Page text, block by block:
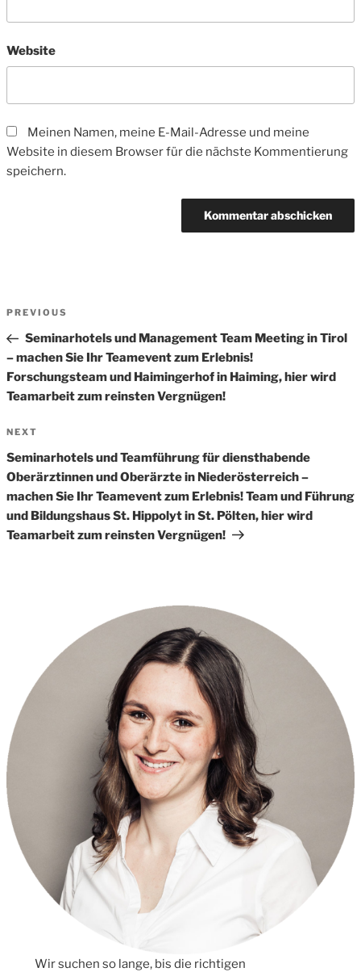
Website
Meinen Namen, meine E-Mail-Adresse und meine
Website in diesem Browser für die nächste Kommentierung
speichern.
Beitrags-
Previous
Post
PREVIOUS
Seminarhotels und Management Team Meeting in Tirol
– machen Sie Ihr Teamevent zum Erlebnis!
Forschungsteam und Haimingerhof in Haiming, hier wird
Teamarbeit zum reinsten Vergnügen!
Next
Post
NEXT
Seminarhotels und Teamführung für diensthabende
Oberärztinnen und Oberärzte in Niederösterreich –
machen Sie Ihr Teamevent zum Erlebnis! Team und Führung
und Bildungshaus St. Hippolyt in St. Pölten, hier wird
Teamarbeit zum reinsten Vergnügen!
Wir suchen so lange, bis die richtigen